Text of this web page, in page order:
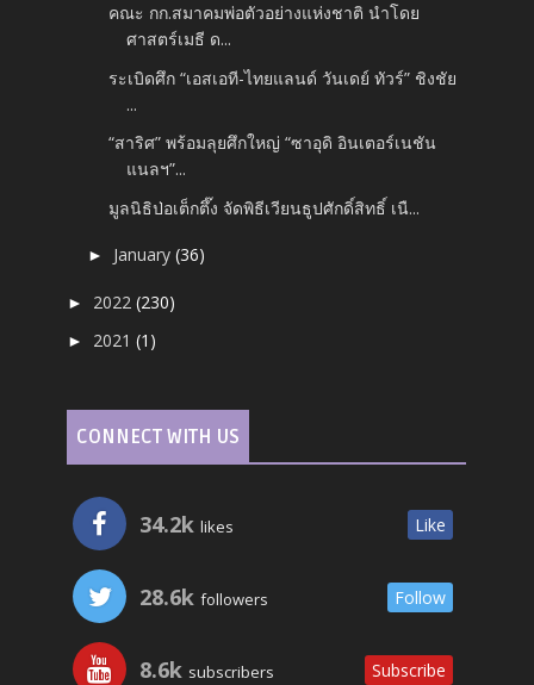
คณะ กก.สมาคมพ่อตัวอย่างแห่งชาติ นำโดย
ศาสตร์เมธี ด...
ระเบิดศึก “เอสเอที-ไทยแลนด์ วันเดย์ ทัวร์” ชิงชัย
...
“สาริศ” พร้อมลุยศึกใหญ่ “ซาอุดิ อินเตอร์เนชัน
แนลฯ”...
มูลนิธิป่อเต็กตึ๊ง จัดพิธีเวียนธูปศักดิ์สิทธิ์ เนื...
► January(36)
► 2022(230)
► 2021(1)
CONNECT WITH US
34.2k likes Like
28.6k followers Follow
8.6k subscribers Subscribe